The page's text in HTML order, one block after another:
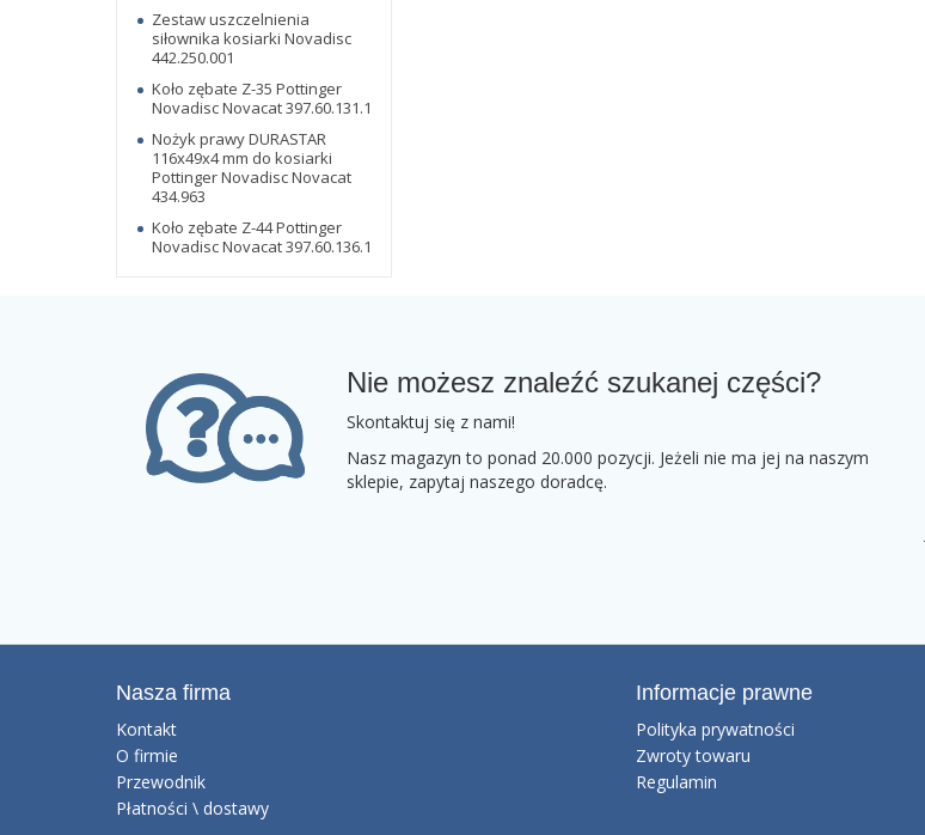
Zestaw uszczelnienia
siłownika kosiarki Novadisc
442.250.001
Koło zębate Z-35 Pottinger
Novadisc Novacat 397.60.131.1
Nożyk prawy DURASTAR
116x49x4 mm do kosiarki
Pottinger Novadisc Novacat
434.963
Koło zębate Z-44 Pottinger
Novadisc Novacat 397.60.136.1
Nie możesz znaleźć szukanej części?
Skontaktuj się z nami!
Nasz magazyn to ponad 20.000 pozycji. Jeżeli nie ma jej na naszym
sklepie, zapytaj naszego doradcę.
Nasza firma
Kontakt
O firmie
Przewodnik
Płatności \ dostawy
Informacje prawne
Polityka prywatności
Zwroty towaru
Regulamin